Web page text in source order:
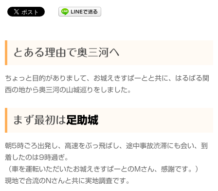
とある理由で奥三河へ
ちょっと目的がありまして、お城えきすぱーとと共に、はるばる関
西の地から奥三河の山城巡りをしました。
まず最初は足助城
朝5時ごろ出発し、高速をぶっ飛ばし、途中事故渋滞にも会い、到
着したのは9時過ぎ。
（車を運転いただいたお城えきすぱーとのMさん、感謝です。）
現地で合流のNさんと共に実地調査です。